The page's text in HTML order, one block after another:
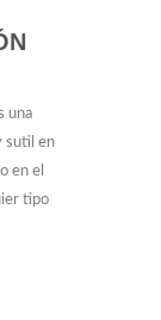
una
sutil en
en el
tipo